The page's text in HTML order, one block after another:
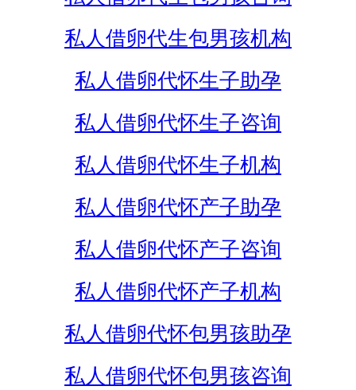
私人借卵代生包男孩机构
私人借卵代怀生子助孕
私人借卵代怀生子咨询
私人借卵代怀生子机构
私人借卵代怀产子助孕
私人借卵代怀产子咨询
私人借卵代怀产子机构
私人借卵代怀包男孩助孕
私人借卵代怀包男孩咨询